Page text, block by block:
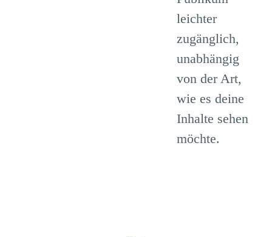
leichter
zugänglich,
unabhängig
von der Art,
wie es deine
Inhalte sehen
möchte.